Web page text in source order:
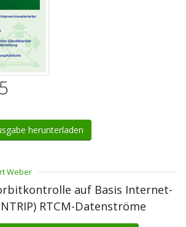
herunterladen
Weber
auf Basis Internet-
RTCM-Datenströme